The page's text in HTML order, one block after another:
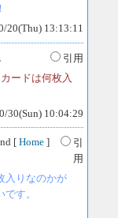
20(Thu) 13:13:11
引用
ードは何枚入
30(Sun) 10:04:29
[Home ]
引
用
入りなのかが
す。